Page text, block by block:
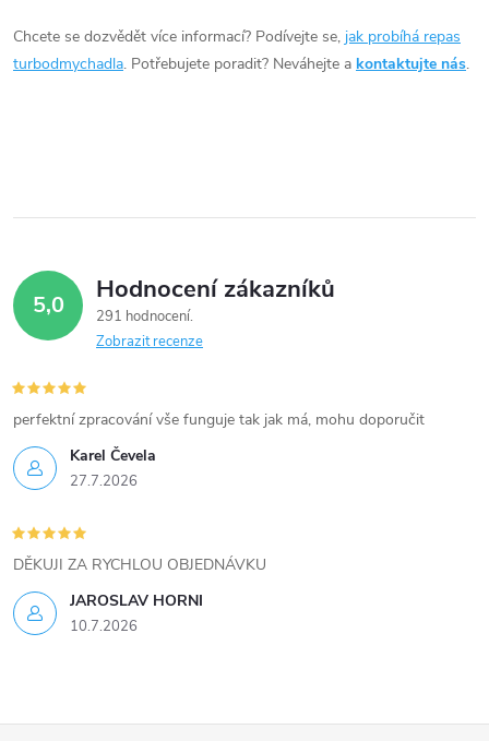
a
v
k
v
ý
p
i
s
u
Chcete se dozvědět více informací? Podívejte se, jak probíhá repas
turbodmychadla. Potřebujete poradit? Neváhejte a kontaktujte nás.
5,0 Hodnocení zákazníků
291 hodnocení
Zobrazit recenze
Karel Čevela
27.7.2026
perfektní zpracování vše funguje tak jak má, mohu doporučit
JAROSLAV HORNI
10.7.2026
DĚKUJI ZA RYCHLOU OBJEDNÁVKU